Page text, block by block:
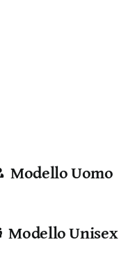
Modello Uomo
Modello Unisex